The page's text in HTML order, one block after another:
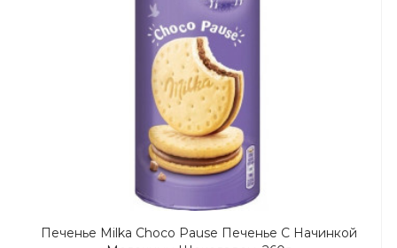
Печенье Milka Choco Pause Печенье С Начинкой